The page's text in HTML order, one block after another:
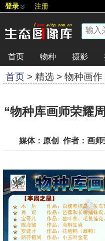
登录 注册
首页 物种 摄影
首页 > 精选 > 物种画作
“物种库画师荣耀
媒体：原创 作者：画师